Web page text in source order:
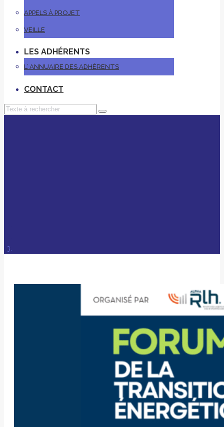
APPELS À PROJET
VEILLE
LES ADHÉRENTS
L’ ANNUAIRE DES ADHÉRENTS
CONTACT